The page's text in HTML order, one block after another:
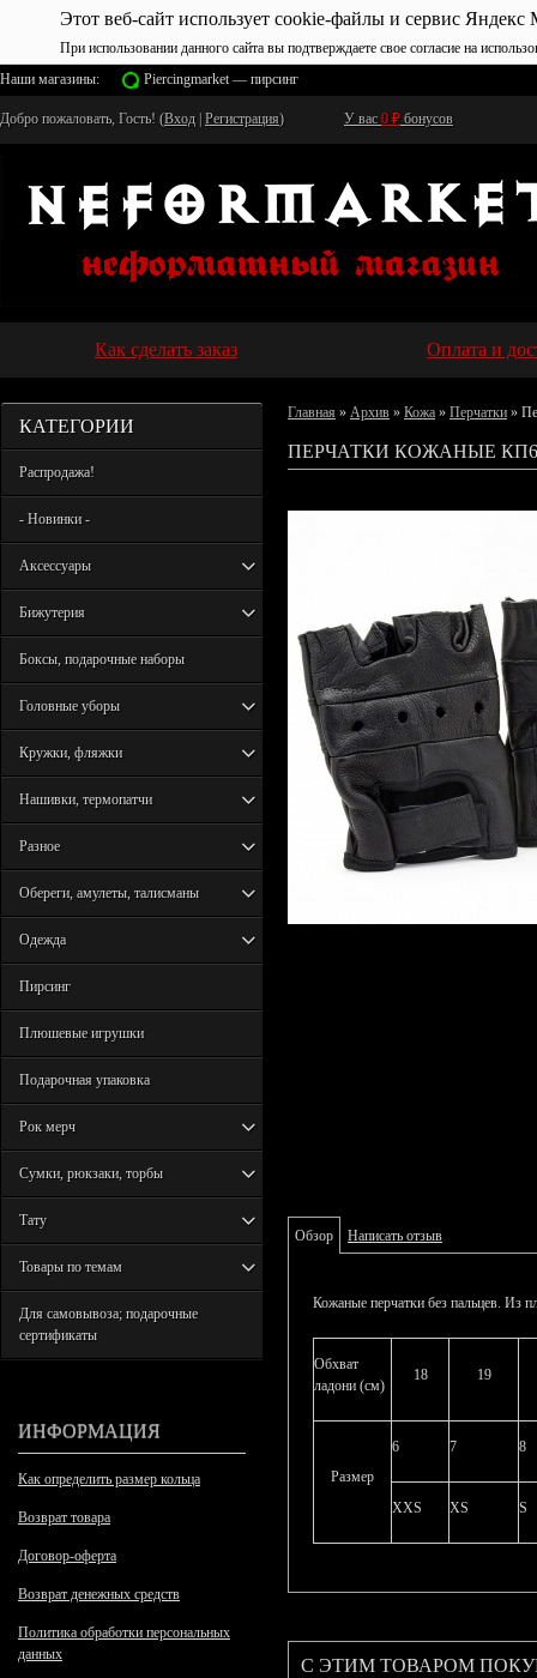
Этот веб-сайт использует cookie-файлы и сервис Яндекс
При использовании данного сайта вы подтверждаете свое согласие на
Наши магазины:
Piercingmarket — пирсинг
Добро пожаловать, Гость! (Вход Регистрация) У вас 0 ₽ бонусов
Как сделать заказ Оплата и
КАТЕГОРИИ
Распродажа!
- Новинки -
Аксессуары
Бижутерия
Боксы, подарочные наборы
Головные уборы
Кружки, фляжки
Нашивки, термопатчи
Разное
Обереги, амулеты, талисманы
Одежда
Пирсинг
Плюшевые игрушки
Подарочная упаковка
Рок мерч
Сумки, рюкзаки, торбы
Тату
Товары по темам
Для самовывоза; подарочные
сертификаты
ИНФОРМАЦИЯ
Как определить размер кольца
Возврат товара
Договор-оферта
Возврат денежных средств
Политика обработки персональных
данных
Главная » Архив » Кожа » Перчатки »
ПЕРЧАТКИ КОЖАНЫЕ КП6
Обзор Написать отзыв
Кожаные перчатки без пальцев. Из
Обхват
ладони (см)
18 19
Размер
6 7 8
XXS XS S
С ЭТИМ ТОВАРОМ